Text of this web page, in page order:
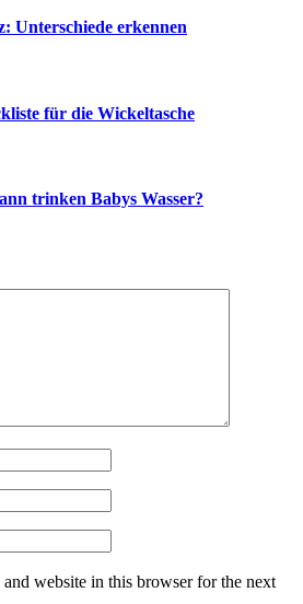
Unterschiede erkennen
für die Wickeltasche
trinken Babys Wasser?
and website in this browser for the next